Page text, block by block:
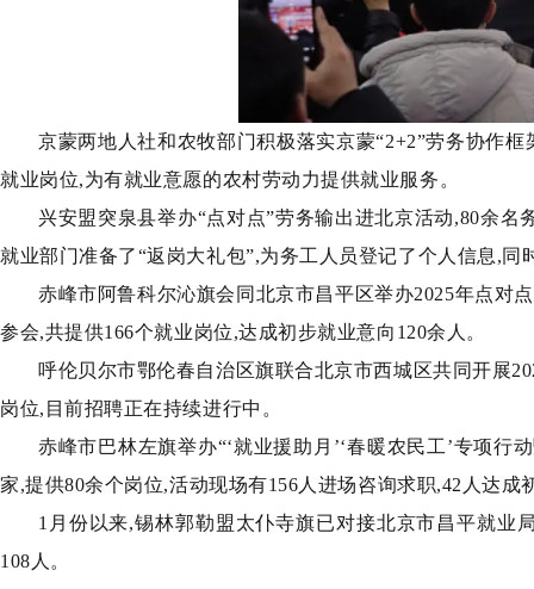
京蒙两地人社和农牧部门积极落实京蒙“2+2”劳务协作
就业岗位,为有就业意愿的农村劳动力提供就业服务。
兴安盟突泉县举办“点对点”劳务输出进北京活动,80余
就业部门准备了“返岗大礼包”,为务工人员登记了个人信息,
赤峰市阿鲁科尔沁旗会同北京市昌平区举办2025年点对
参会,共提供166个就业岗位,达成初步就业意向120余人。
呼伦贝尔市鄂伦春自治区旗联合北京市西城区共同开展
岗位,目前招聘正在持续进行中。
赤峰市巴林左旗举办“‘就业援助月’‘春暖农民工’专项
家,提供80余个岗位,活动现场有156人进场咨询求职,42人达成
1月份以来,锡林郭勒盟太仆寺旗已对接北京市昌平就业
108人。